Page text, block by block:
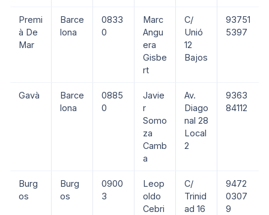
Premi
à De
Mar
Barce
lona
0833
0
Marc
Angu
era
Gisbe
rt
C/
Unió
12
Bajos
93751
5397
Gavà
Barce
lona
0885
0
Javie
r
Somo
za
Camb
a
Av.
Diago
nal 28
Local
2
9363
84112
Burg
os
Burg
os
0900
3
Leop
oldo
Cebri
C/
Trinid
ad 16
9472
0307
9